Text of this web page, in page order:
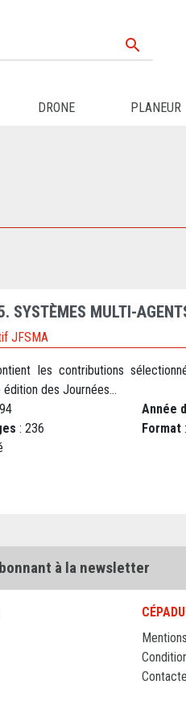

DRONE PLANEUR
SYSTÈMES MULTI-
JFSMA
les contributions
des Journées...
Année
: 236 Format
à la newsletter